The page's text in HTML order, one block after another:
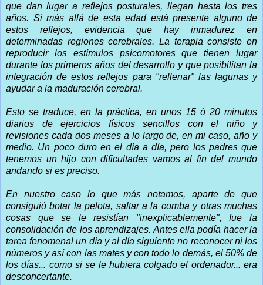
que dan lugar a reflejos posturales, llegan hasta los tres
años. Si más allá de esta edad está presente alguno de
estos reflejos, evidencia que hay inmadurez en
determinadas regiones cerebrales. La terapia consiste en
reproducir los estímulos psicomotores que tienen lugar
durante los primeros años del desarrollo y que posibilitan la
integración de estos reflejos para "rellenar" las lagunas y
ayudar a la maduración cerebral.
Esto se traduce, en la práctica, en unos 15 ó 20 minutos
diarios de ejercicios físicos sencillos con el niño y
revisiones cada dos meses a lo largo de, en mi caso, año y
medio. Un poco duro en el día a día, pero los padres que
tenemos un hijo con dificultades vamos al fin del mundo
andando si es preciso.
En nuestro caso lo que más notamos, aparte de que
consiguió botar la pelota, saltar a la comba y otras muchas
cosas que se le resistían "inexplicablemente", fue la
consolidación de los aprendizajes. Antes ella podía hacer la
tarea fenomenal un día y al día siguiente no reconocer ni los
números y así con las mates y con todo lo demás, el 50% de
los días... como si se le hubiera colgado el ordenador... era
desconcertante.